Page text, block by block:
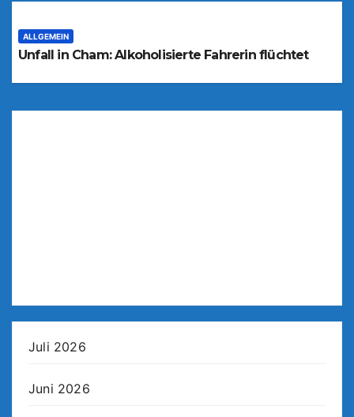
ALLGEMEIN
Unfall in Cham: Alkoholisierte Fahrerin flüchtet
Juli 2026
Juni 2026